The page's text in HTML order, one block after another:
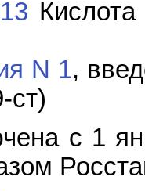
N 1,
ст)
с 1